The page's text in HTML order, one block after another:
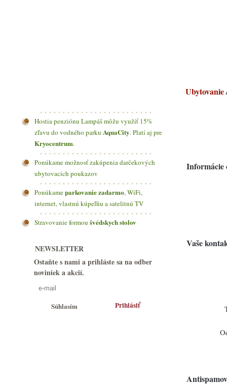
Ubytovanie
Informácie
Vaše
Hostia penziónu Lampáš môžu využíť 15%
zľavu do vodného parku AquaCity. Platí aj pre
Kryocentrum.
Ponúkame možnosť zakúpenia darčekových
ubytovacích poukazov
Ponúkameparkovanie zadarmo, WiFi,
internet, vlastnú kúpeľňu a satelitnú TV
Stravovanie formou švédskych stolov
NEWSLETTER
Ostaňte s nami a prihláste sa na odber
noviniek a akcií.
Súhlasím